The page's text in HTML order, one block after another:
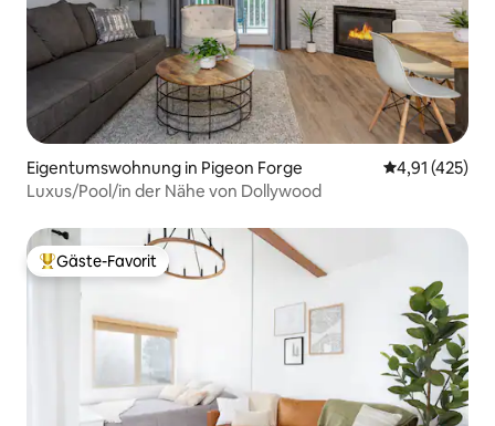
Eigentumswohnung in Pigeon Forge
4,91 (425)
Luxus/Pool/in der Nähe von Dollywood
Beliebter Gäste-Favorit.
Gäste-Favorit